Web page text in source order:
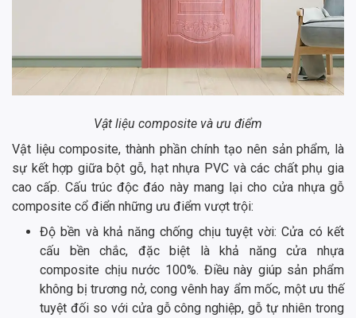
Vật liệu composite và ưu điểm
Vật liệu composite, thành phần chính tạo nên sản phẩm, là
sự kết hợp giữa bột gỗ, hạt nhựa PVC và các chất phụ gia
cao cấp. Cấu trúc độc đáo này mang lại cho cửa nhựa gỗ
composite cổ điển những ưu điểm vượt trội:
Độ bền và khả năng chống chịu tuyệt vời: Cửa có kết
cấu bền chắc, đặc biệt là khả năng cửa nhựa
composite chịu nước 100%. Điều này giúp sản phẩm
không bị trương nở, cong vênh hay ẩm mốc, một ưu thế
tuyệt đối so với cửa gỗ công nghiệp, gỗ tự nhiên trong